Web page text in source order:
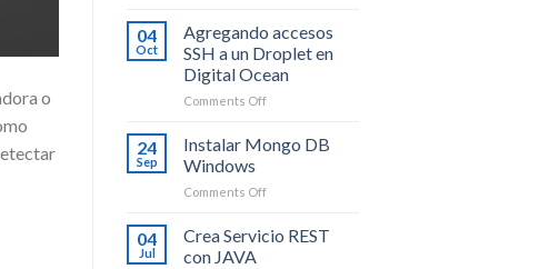
o
a
SSD
con
04
Oct
Agregando accesos
SSH a un Droplet en
Digital Ocean
Comments Offon
accesos
SSH
un
en
24
Sep
Instalar Mongo DB
Windows
Comments Offon
Mongo
04
Jul
Crea Servicio REST
con JAVA